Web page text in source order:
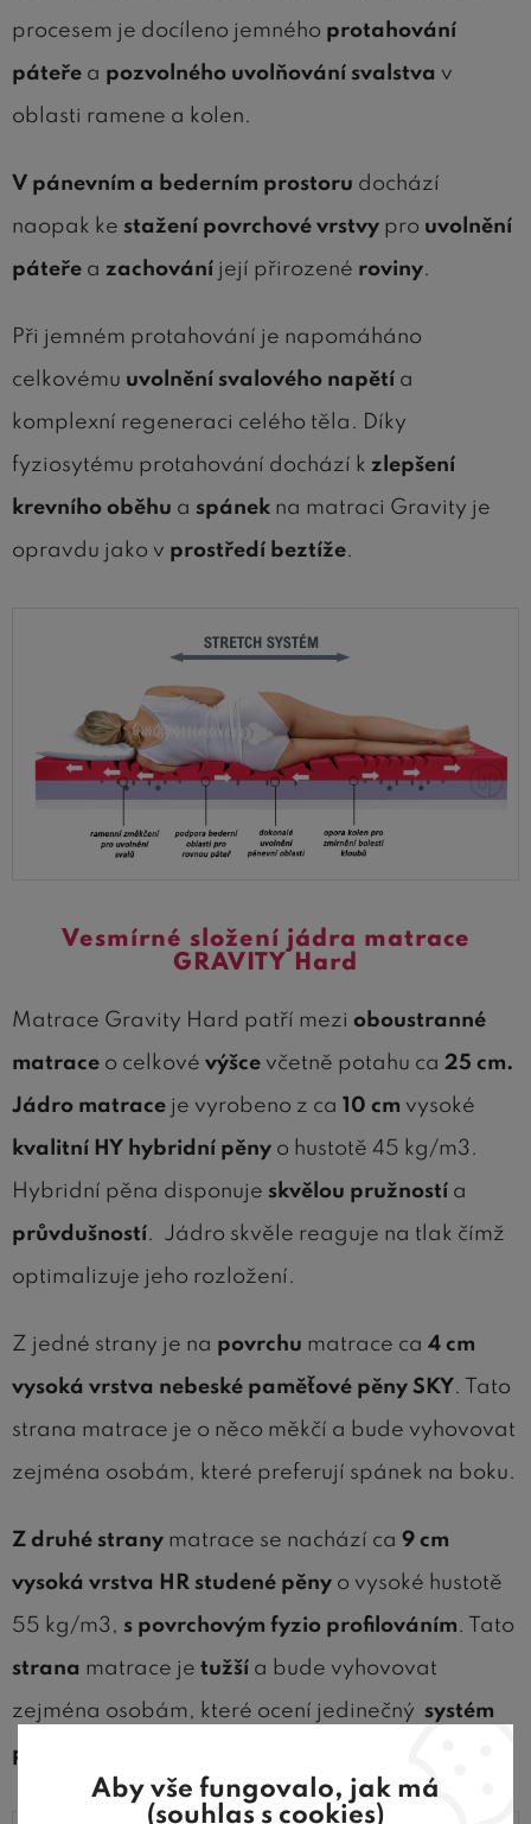
procesem je docíleno jemného protahování
páteře a pozvolného uvolňování svalstva v
oblasti ramene a kolen.
V pánevním a bederním prostoru dochází
naopak ke stažení povrchové vrstvy pro uvolnění
páteře a zachování její přirozené roviny.
Při jemném protahování je napomáháno
celkovému uvolnění svalového napětí a
komplexní regeneraci celého těla. Díky
fyziosytému protahování dochází k zlepšení
krevního oběhu a spánek na matraci Gravity je
opravdu jako v prostředí beztíže
Vesmírné složení jádra matrace
GRAVITY Hard
Matrace Gravity Hard patří mezi oboustranné
matrace o celkové výšce včetně potahu ca 25 cm.
Jádro matrace je vyrobeno z ca 10 cm vysoké
kvalitní HY hybridní pěny o hustotě 45 kg/m3.
Hybridní pěna disponuje skvělou pružností a
průvdušností. Jádro skvěle reaguje na tlak čímž
optimalizuje jeho rozložení.
Z jedné strany je na povrchu matrace ca 4 cm
vysoká vrstva nebeské paměťové pěny SKY. Tato
strana matrace je o něco měkčí a bude vyhovovat
zejména osobám, které preferují spánek na boku.
Z druhé strany matrace se nachází ca 9 cm
vysoká vrstva HR studené pěny o vysoké hustotě
55 kg/m3, s povrchovým fyzio profilováním. Tato
strana matrace je tužší a bude vyhovovat
zejména osobám, které ocení jedinečný systém
protahování těla a páteře
Aby vše fungovalo, jak má
(souhlas s cookies)